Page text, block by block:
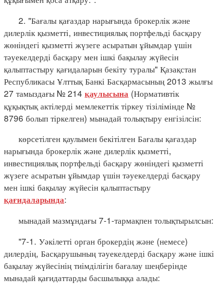
2. "Бағалы қағаздар нарығында брокерлік және
дилерлік қызметті, инвестициялық портфельді басқару
жөніндегі қызметті жүзеге асыратын ұйымдар үшін
тәуекелдерді басқару мен ішкі бақылау жүйесін
қалыптастыру қағидаларын бекіту туралы" Қазақстан
Республикасы Ұлттық Банкі Басқармасының 2013 жылғы
27 тамыздағы № 214 қаулысына (Нормативтік
құқықтық актілерді мемлекеттік тіркеу тізілімінде №
8796 болып тіркелген) мынадай толықтыру енгізілсін:
көрсетілген қаулымен бекітілген Бағалы қағаздар
нарығында брокерлік және дилерлік қызметті,
инвестициялық портфельді басқару жөніндегі қызметті
жүзеге асыратын ұйымдар үшін тәуекелдерді басқару
мен ішкі бақылау жүйесін қалыптастыру
қағидаларында:
мынадай мазмұндағы 7-1-тармақпен толықтырылсын:
"7-1. Уәкілетті орган брокердің және (немесе)
дилердің, Басқарушының тәуекелдерді басқару және ішкі
бақылау жүйесінің тиімділігін бағалау шеңберінде
мынадай қағидаттарды басшылыққа алады: